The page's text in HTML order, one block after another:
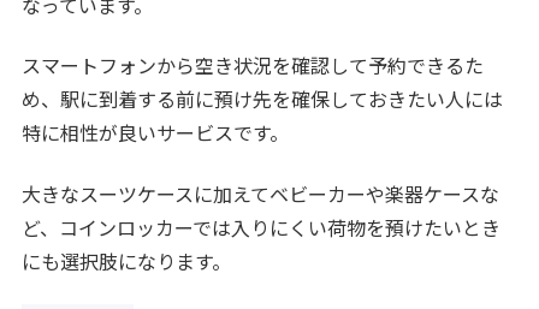
スマートフォンから空き状況を確認して予約できるた
め、駅に到着する前に預け先を確保しておきたい人には
特に相性が良いサービスです。
大きなスーツケースに加えてベビーカーや楽器ケースな
ど、コインロッカーでは入りにくい荷物を預けたいとき
にも選択肢になります。